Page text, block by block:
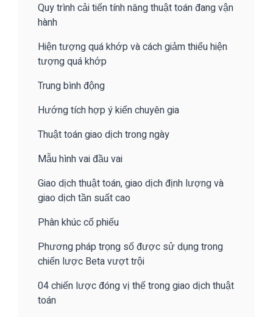
Quy trình cải tiến tính năng thuật toán đang vận
hành
Hiện tượng quá khớp và cách giảm thiểu hiện
tượng quá khớp
Trung bình động
Hướng tích hợp ý kiến chuyên gia
Thuật toán giao dịch trong ngày
Mẫu hình vai đầu vai
Giao dịch thuật toán, giao dịch định lượng và
giao dịch tần suất cao
Phân khúc cổ phiếu
Phương pháp trọng số được sử dụng trong
chiến lược Beta vượt trội
04 chiến lược đóng vị thế trong giao dịch thuật
toán